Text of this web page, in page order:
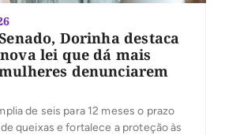
Dorinha destaca
lei que dá mais
denunciarem
de seis para 12 meses o prazo
queixas e fortalece a proteção às